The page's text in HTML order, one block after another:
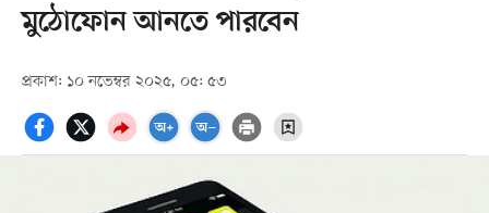
মুঠোফোন আনতে পারবেন
প্রকাশ: ১০ নভেম্বর ২০২৫, ০৫: ৫৩